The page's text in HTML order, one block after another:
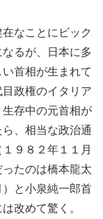
なことにビック
るが、日本に多
首相が生まれて
政権のイタリア
存中の元首相が
、相当な政治通
９８２年１１月
たのは橋本龍太
と小泉純一郎首
改めて驚く。